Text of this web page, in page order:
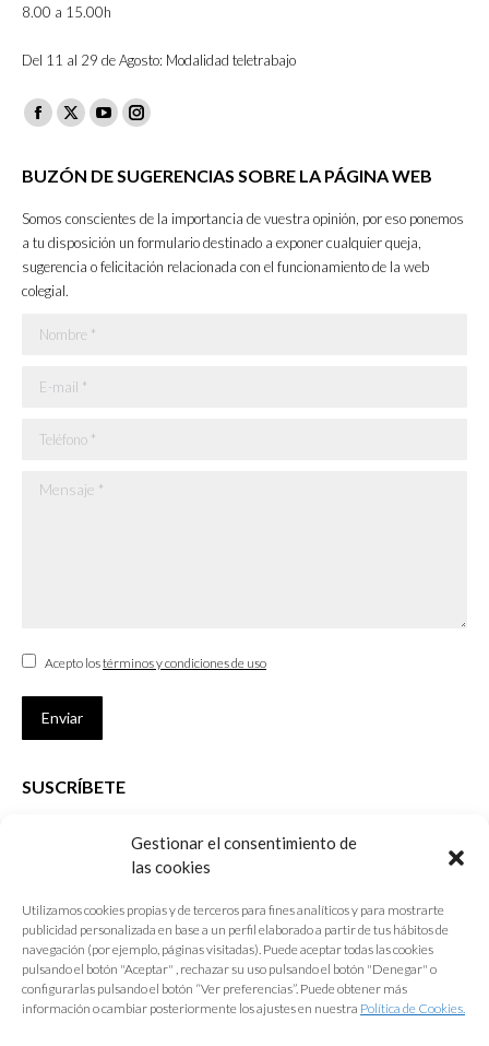
Gestionar el consentimiento de
las cookies
Utilizamos cookies propias y de terceros para fines analíticos y para mostrarte
publicidad personalizada en base a un perfil elaborado a partir de tus hábitos de
navegación (por ejemplo, páginas visitadas). Puede aceptar todas las cookies
pulsando el botón "Aceptar" , rechazar su uso pulsando el botón "Denegar" o
configurarlas pulsando el botón “Ver preferencias”. Puede obtener más
información o cambiar posteriormente los ajustes en nuestra Política de Cookies.
8.00 a 15.00h
Del 11 al 29 de Agosto: Modalidad teletrabajo
Facebook
opens
new
window
X
opens
new
window
YouTube
opens
new
window
Instagram
opens
in
new
window
BUZÓN DE SUGERENCIAS SOBRE LA PÁGINA WEB
Somos conscientes de la importancia de vuestra opinión, por eso ponemos
a tu disposición un formulario destinado a exponer cualquier queja,
sugerencia o felicitación relacionada con el funcionamiento de la web
colegial.
Nombre *
E-mail *
Teléfono *
Mensaje *
Acepto lostérminos y condiciones de uso
Enviar
SUSCRÍBETE
que desarrolla el Colegio de Arquitectos de Cádiz
E-mail *
Acepto lostérminos y condiciones de uso